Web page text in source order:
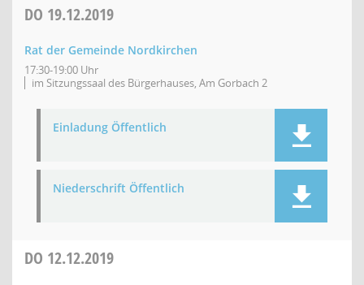
DO 19.12.2019
Rat der Gemeinde Nordkirchen
17:30-19:00 Uhr
im Sitzungssaal des Bürgerhauses, Am Gorbach 2
Einladung Öffentlich
Niederschrift Öffentlich
DO 12.12.2019